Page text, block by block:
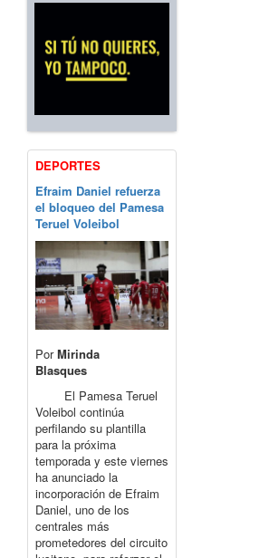
DEPORTES
Efraim Daniel refuerza
el bloqueo del Pamesa
Teruel Voleibol
PorMirinda
Blasques
El Pamesa Teruel
Voleibol continúa
perfilando su plantilla
para la próxima
temporada y este viernes
ha anunciado la
incorporación de Efraim
Daniel, uno de los
centrales más
prometedores del circuito